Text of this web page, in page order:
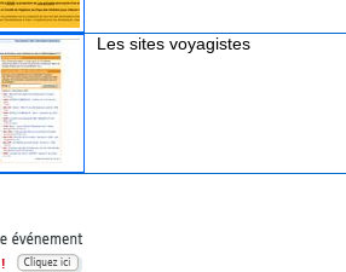
Les sites voyagistes